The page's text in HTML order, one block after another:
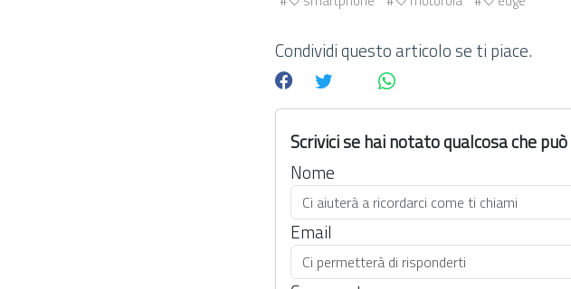
Condividi questo articolo se ti piace.
Scrivici se hai notato qualcosa che
Nome
Email